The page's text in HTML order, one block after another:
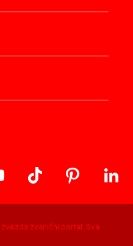
zvezda zvanični portal. Sva